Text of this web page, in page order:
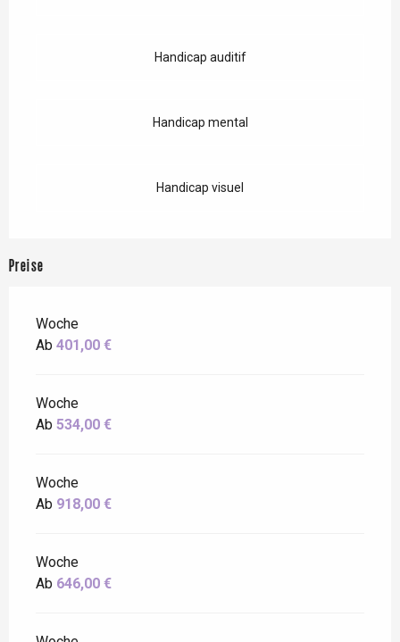
Handicap auditif
Handicap mental
Handicap visuel
Preise
Woche
Ab 401,00 €
Woche
Ab 534,00 €
Woche
Ab 918,00 €
Woche
Ab 646,00 €